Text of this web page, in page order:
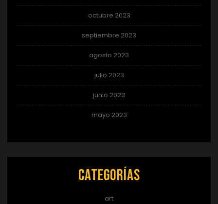
octubre 2023
septiembre 2023
agosto 2023
julio 2023
junio 2023
mayo 2023
Categorías
art